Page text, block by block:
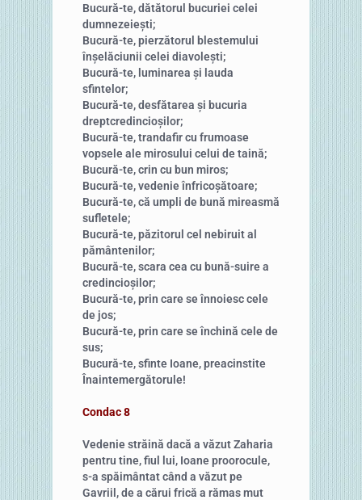
Bucură-te, dătătorul bucuriei celei
dumnezeiești;
Bucură-te, pierzătorul blestemului
înșelăciunii celei diavolești;
Bucură-te, luminarea și lauda
sfintelor;
Bucură-te, desfătarea și bucuria
dreptcredincioșilor;
Bucură-te, trandafir cu frumoase
vopsele ale mirosului celui de taină;
Bucură-te, crin cu bun miros;
Bucură-te, vedenie înfricoșătoare;
Bucură-te, că umpli de bună mireasmă
sufletele;
Bucură-te, păzitorul cel nebiruit al
pământenilor;
Bucură-te, scara cea cu bună-suire a
credincioșilor;
Bucură-te, prin care se înnoiesc cele
de jos;
Bucură-te, prin care se închină cele de
sus;
Bucură-te, sfinte Ioane, preacinstite
Înaintemergătorule!
Condac 8
Vedenie străină dacă a văzut Zaharia
pentru tine, fiul lui, Ioane proorocule,
s-a spăimântat când a văzut pe
Gavriil, de a cărui frică a rămas mut